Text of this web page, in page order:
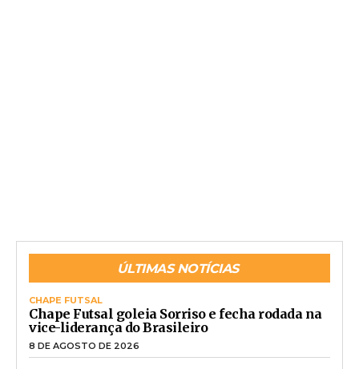
ÚLTIMAS NOTÍCIAS
CHAPE FUTSAL
Chape Futsal goleia Sorriso e fecha rodada na
vice-liderança do Brasileiro
8 DE AGOSTO DE 2026